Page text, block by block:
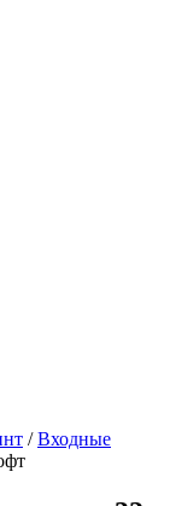
/Входные